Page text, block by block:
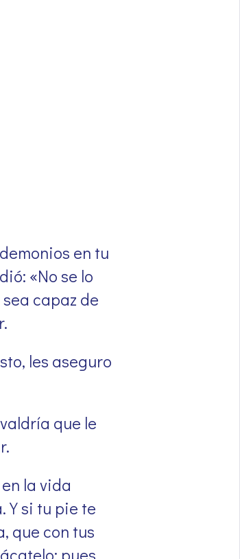
en tu
«No se lo
capaz de
les aseguro
que le
la vida
Y si tu pie te
que con tus
pues